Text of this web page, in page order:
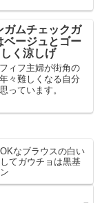
ガムチェックガ
ベージュとゴー
く涼しげ
ィフ主婦が街角の
々難しくなる自分
っています。
なブラウスの白い
てガウチョは黒基